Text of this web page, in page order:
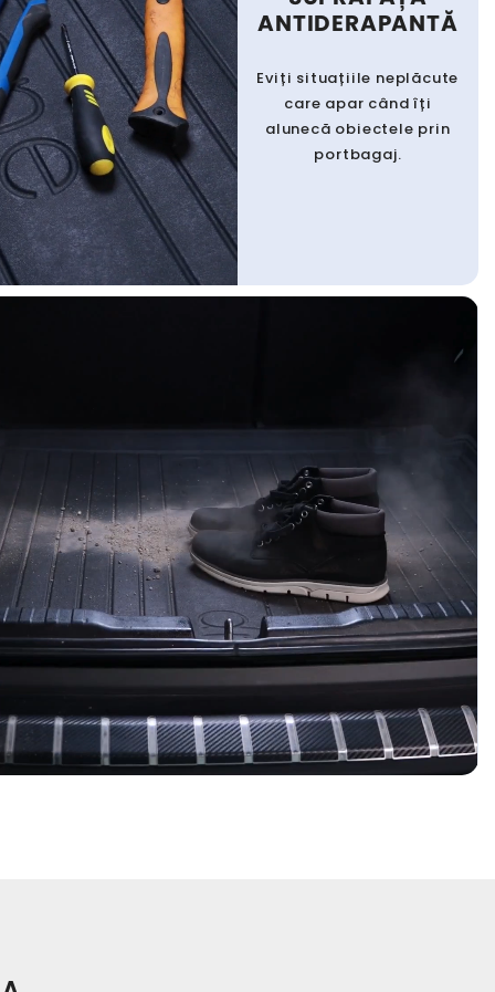
ANTIDERAPANTĂ
Eviți situațiile neplăcute
care apar când îți
alunecă obiectele prin
portbagaj.